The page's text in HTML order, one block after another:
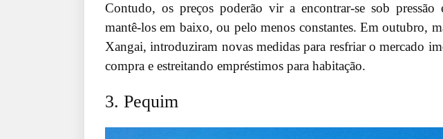
Contudo, os preços poderão vir a encontrar-se sob
mantê-los em baixo, ou pelo menos constantes. Em outubro,
Xangai, introduziram novas medidas para resfriar o mercado
compra e estreitando empréstimos para habitação.
3. Pequim